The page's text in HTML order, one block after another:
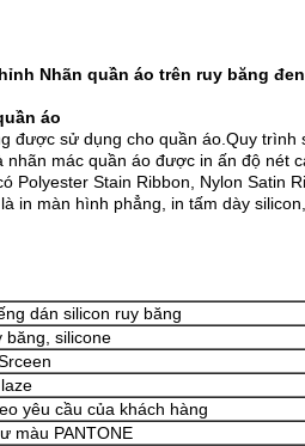
Nhãn quần áo trên ruy băng đen
áo
được sử dụng cho quần áo.Quy
mác quần áo được in ấn độ nét
Polyester Stain Ribbon, Nylon Satin
in màn hình phẳng, in tấm dày
dán silicon ruy băng
băng, silicone
yêu cầu của khách hàng
màu PANTONE